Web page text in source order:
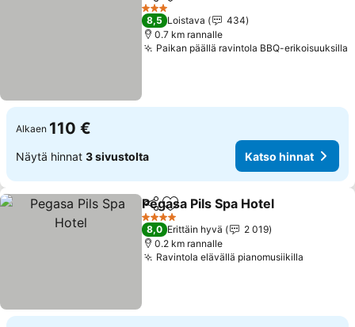
3 Tähtiluokitus
8,5 Loistava
434
0.7 km rannalle
Paikan päällä ravintola BBQ-erikoisuuksilla
Alkaen 110 €
Näytä hinnat 3 sivustolta Katso hinnat
Jaa Lisää suosikkeihin
Pegasa Pils Spa Hotel
4 Tähtiluokitus
8,0 Erittäin hyvä
2 019
0.2 km rannalle
Ravintola elävällä pianomusiikilla